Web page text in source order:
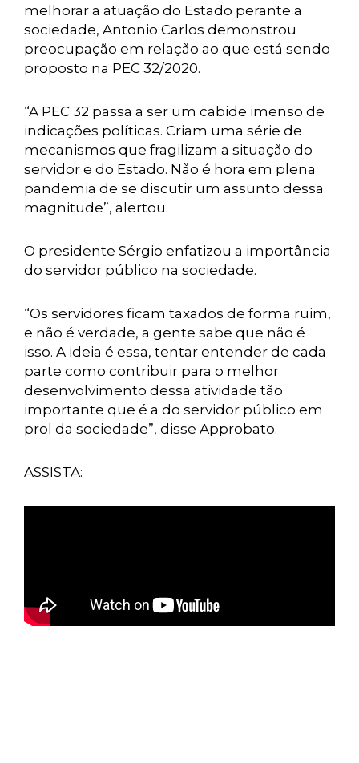
melhorar a atuação do Estado perante a
sociedade, Antonio Carlos demonstrou
preocupação em relação ao que está sendo
proposto na PEC 32/2020.
“A PEC 32 passa a ser um cabide imenso de
indicações políticas. Criam uma série de
mecanismos que fragilizam a situação do
servidor e do Estado. Não é hora em plena
pandemia de se discutir um assunto dessa
magnitude”, alertou.
O presidente Sérgio enfatizou a importância
do servidor público na sociedade.
“Os servidores ficam taxados de forma ruim,
e não é verdade, a gente sabe que não é
isso. A ideia é essa, tentar entender de cada
parte como contribuir para o melhor
desenvolvimento dessa atividade tão
importante que é a do servidor público em
prol da sociedade”, disse Approbato.
ASSISTA: